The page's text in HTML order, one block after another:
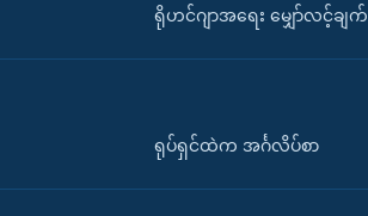
ရိုဟင်ဂျာအရေး မျှော်လင့်ချက်
ရုပ်ရှင်ထဲက အင်္ဂလိပ်စာ